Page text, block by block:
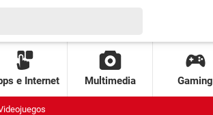
e Internet Multimedia Gaming